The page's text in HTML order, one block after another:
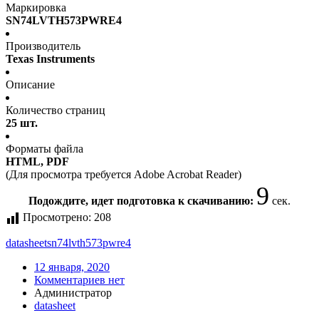
Маркировка
SN74LVTH573PWRE4
Производитель
Texas Instruments
Описание
Количество страниц
25 шт.
Форматы файла
HTML, PDF
(Для просмотра требуется Adobe Acrobat Reader)
Подождите, идет подготовка к скачиванию: 9 сек.
Просмотрено: 208
datasheetsn74lvth573pwre4
12 января, 2020
Комментариев нет
Администратор
datasheet